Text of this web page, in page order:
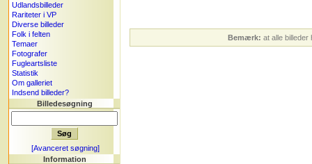
Udlandsbilleder
Rariteter i VP
Diverse billeder
Folk i felten
Temaer
Fotografer
Fugleartsliste
Statistik
Om galleriet
Indsend billeder?
Billedesøgning
[Avanceret søgning]
Information
Bemærk: at alle